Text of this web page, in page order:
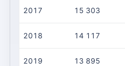
2017 15 303
2018 14 117
2019 13 895